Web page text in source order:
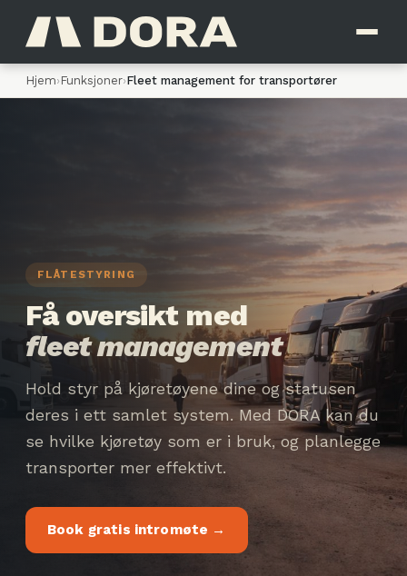
Hjem› Funksjoner›Fleet management for transportører
FLÅTESTYRING
Få oversikt med
fleet management
Hold styr på kjøretøyene dine og statusen
deres i ett samlet system. Med DORA kan du
se hvilke kjøretøy som er i bruk, og planlegge
transporter mer effektivt.
Book gratis intromøte →